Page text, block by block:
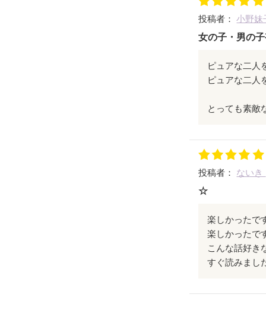
投稿者：小野
女の子・男の
ピュアな二人
ピュアな二人
とっても素敵
投稿者： ないき
☆
楽しかったで
楽しかったで
こんな話好き
すぐ読みまし